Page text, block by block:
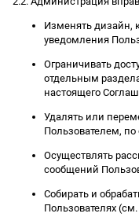
Изменять дизайн,
уведомления
Ограничивать
отдельным
настоящего
Удалять или
Пользователем,
Осуществлять
сообщений
Собирать и
Пользователях